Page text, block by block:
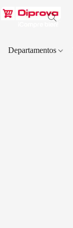
Departamentos